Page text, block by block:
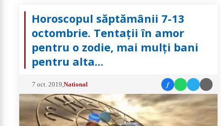
Horoscopul săptămânii 7-13
octombrie. Tentații în amor
pentru o zodie, mai mulți bani
pentru alta...
7 oct. 2019 ,National f